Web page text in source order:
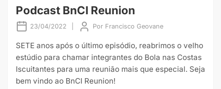
Podcast BnCI Reunion
23/04/2022 Por Francisco Geovane
SETE anos após o último episódio, reabrimos o velho
estúdio para chamar integrantes do Bola nas Costas
Iscuitantes para uma reunião mais que especial. Seja
bem vindo ao BnCI Reunion!